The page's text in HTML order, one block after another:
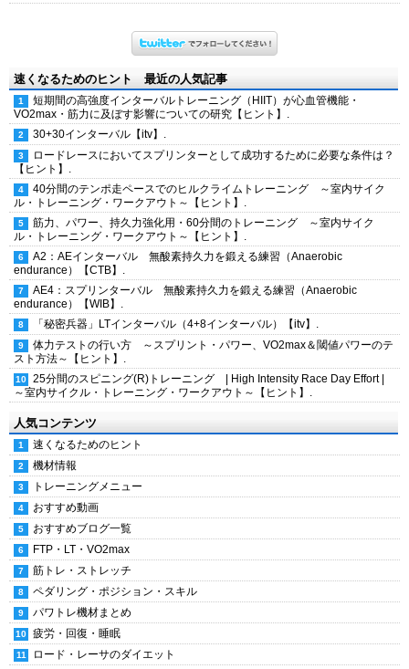
速くなるためのヒント 最近の人気記事
短期間の高強度インターバルトレーニング（HIIT）が心血管機能・
VO2max・筋力に及ぼす影響についての研究【ヒント】.
30+30インターバル【itv】.
ロードレースにおいてスプリンターとして成功するために必要な条件は？
【ヒント】.
40分間のテンポ走ペースでのヒルクライムトレーニング ～室内サイク
ル・トレーニング・ワークアウト～【ヒント】.
筋力、パワー、持久力強化用・60分間のトレーニング ～室内サイク
ル・トレーニング・ワークアウト～【ヒント】.
A2：AEインターバル 無酸素持久力を鍛える練習（Anaerobic
endurance）【CTB】.
AE4：スプリンターバル 無酸素持久力を鍛える練習（Anaerobic
endurance）【WIB】.
「秘密兵器」LTインターバル（4+8インターバル）【itv】.
体力テストの行い方 ～スプリント・パワー、VO2max＆閾値パワーのテ
スト方法～【ヒント】.
25分間のスピニング(R)トレーニング | High Intensity Race Day Effort |
～室内サイクル・トレーニング・ワークアウト～【ヒント】.
人気コンテンツ
速くなるためのヒント
機材情報
トレーニングメニュー
おすすめ動画
おすすめブログ一覧
FTP・LT・VO2max
筋トレ・ストレッチ
ペダリング・ポジション・スキル
パワトレ機材まとめ
疲労・回復・睡眠
ロード・レーサのダイエット